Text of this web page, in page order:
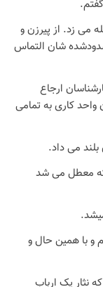
می زد. از پیرزن و
شان التماس
ارجاع
کاری به تمامی
می داد.
معطل می شد
و با همین حال و
نثار یک ارباب